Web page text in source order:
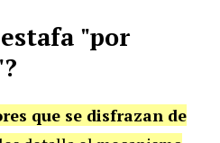
estafa "por
que se disfrazan de